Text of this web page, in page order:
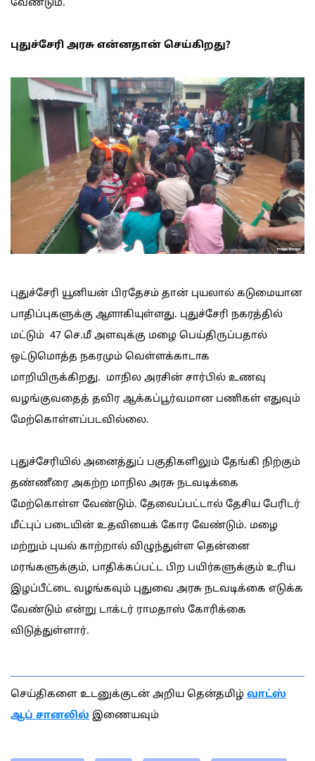
வேண்டும்.
புதுச்சேரி அரசு என்னதான் செய்கிறது?
புதுச்சேரி யூனியன் பிரதேசம் தான் புயலால் கடுமையான
பாதிப்புகளுக்கு ஆளாகியுள்ளது. புதுச்சேரி நகரத்தில்
மட்டும் 47 செ.மீ அளவுக்கு மழை பெய்திருப்பதால்
ஒட்டுமொத்த நகரமும் வெள்ளக்காடாக
மாறியிருக்கிறது. மாநில அரசின் சார்பில் உணவு
வழங்குவதைத் தவிர ஆக்கப்பூர்வமான பணிகள் எதுவும்
மேற்கொள்ளப்படவில்லை.
புதுச்சேரியில் அனைத்துப் பகுதிகளிலும் தேங்கி நிற்கும்
தண்ணீரை அகற்ற மாநில அரசு நடவடிக்கை
மேற்கொள்ள வேண்டும். தேவைப்பட்டால் தேசிய பேரிடர்
மீட்புப் படையின் உதவியைக் கோர வேண்டும். மழை
மற்றும் புயல் காற்றால் விழுந்துள்ள தென்னை
மரங்களுக்கும், பாதிக்கப்பட்ட பிற பயிர்களுக்கும் உரிய
இழப்பீட்டை வழங்கவும் புதுவை அரசு நடவடிக்கை எடுக்க
வேண்டும் என்று டாக்டர் ராமதாஸ் கோரிக்கை
விடுத்துள்ளார்.
செய்திகளை உடனுக்குடன் அறிய தென்தமிழ் வாட்ஸ்
ஆப் சானலில் இணையவும்